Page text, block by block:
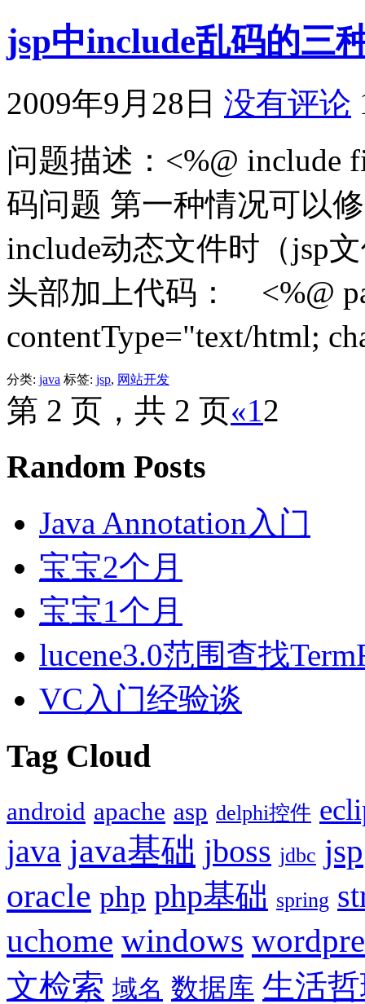
jsp中include乱码的三
2009年9月28日 没有评论
问题描述：<%@ include
码问题 第一种情况可以
include动态文件时（jsp
头部加上代码： <%@
contentType="text/html;
分类: java 标签: jsp, 网站开发
第 2 页，共 2 页«1 2
Random Posts
Java Annotation入门
宝宝2个月
宝宝1个月
lucene3.0范围查找
VC入门经验谈
Tag Cloud
android apache asp delphi控件
java java基础 jboss jdbc jsp
oracle php php基础 spring
uchome windows
文检索 域名 数据库 生活